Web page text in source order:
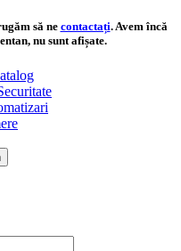
să ne contactați. Avem încă
nu sunt afișate.